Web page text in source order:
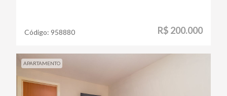
Código: 958880 R$ 200.000
APARTAMENTO